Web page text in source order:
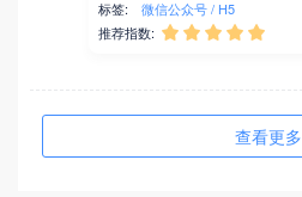
标签:
微信公众号
H5
推荐指数:     
查看更多